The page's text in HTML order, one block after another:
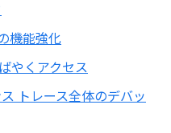
機能強化
やくアクセス
トレース全体のデバッ